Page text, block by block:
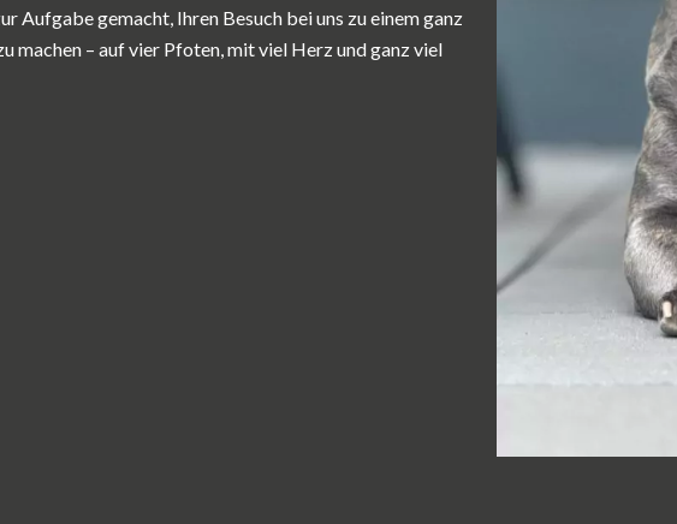
Aufgabe gemacht, Ihren Besuch bei uns zu einem ganz
machen – auf vier Pfoten, mit viel Herz und ganz viel